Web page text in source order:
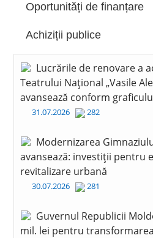
Oportunități de finanțare
Achiziții publice
Lucrările de renovare a
Teatrului Național „Vasile
avansează conform
31.07.2026 282
Modernizarea
avansează: investiții pentru
revitalizare urbană
30.07.2026 281
Guvernul Republicii
mil. lei pentru